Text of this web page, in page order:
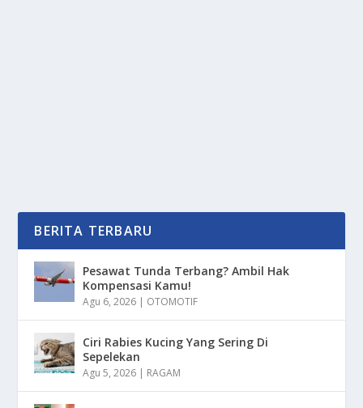
BERITA TERBARU
Pesawat Tunda Terbang? Ambil Hak
Kompensasi Kamu!
Agu 6, 2026 | OTOMOTIF
Ciri Rabies Kucing Yang Sering Di
Sepelekan
Agu 5, 2026 | RAGAM